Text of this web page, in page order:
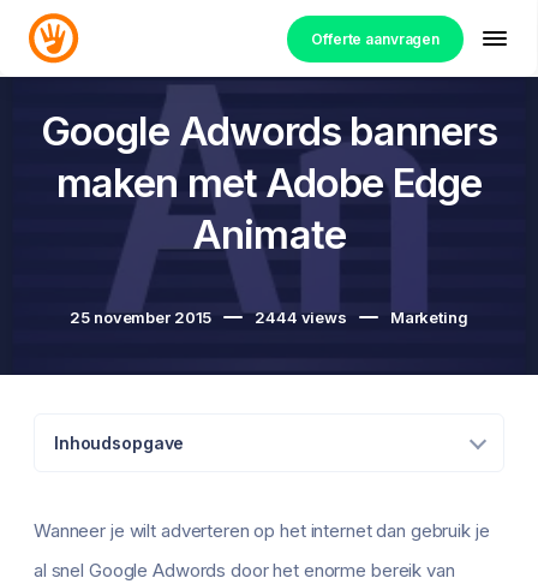
Offerte aanvragen
Google Adwords banners
maken met Adobe Edge
Animate
25 november 2015 2444 views Marketing
Inhoudsopgave
Wanneer je wilt adverteren op het internet dan gebruik je
al snel Google Adwords door het enorme bereik van